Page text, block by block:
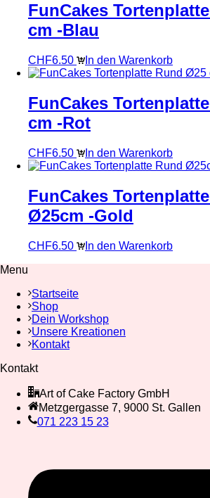
FunCakes
cm -Blau
CHF6.50 In den Warenkorb
FunCakes
cm -Rot
CHF6.50 In den Warenkorb
FunCakes
Ø25cm -Gold
CHF6.50
In den Warenkorb
Menu
Startseite
Shop
Dein Workshop
Unsere Kreationen
Kontakt
Kontakt
Art of Cake Factory GmbH
Metzgergasse 7, 9000 St. Gallen
071 223 15 23